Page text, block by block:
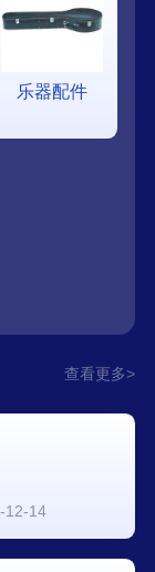
乐器配件
查看更多>
12-14